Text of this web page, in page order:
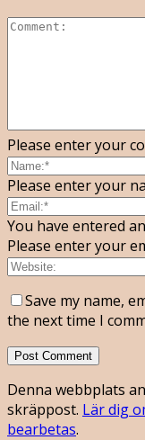
Please enter your
Please enter your
You have entered
Please enter your
Save my name,
the next time I
Denna webbplats
skräppost. Lär dig
bearbetas.